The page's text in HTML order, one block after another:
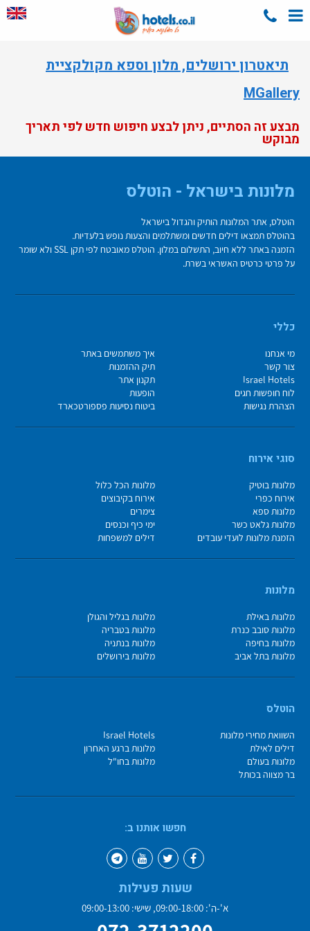
תיאטרון ירושלים, מלון וספא מקולקציית
MGallery
מבצע זה הסתיים, ניתן לבצע חיפוש חדש לפי תאריך
מבוקש
מלונות בישראל - הוטלס
הוטלס, אתר המלונות הותיק והגדול בישראל
בהוטלס תמצאו דילים חדשים ומשתלמים והצעות נופש בלעדיות.
הזמנה באתר ללא חיוב, התשלום במלון. הוטלס מאובטח לפי תקן SSL ולא שומר
על פרטי כרטיס האשראי בשרת.
כללי
מי אנחנו
איך משתמשים באתר
צור קשר
תיק ההזמנות
Israel Hotels
תקנון אתר
לוח חופשות חגים
הופעות
הצהרת נגישות
ביטוח נסיעות פספורטכארד
סוגי אירוח
מלונות בוטיק
מלונות הכל כלול
אירוח כפרי
אירוח בקיבוצים
מלונות ספא
צימרים
מלונות גלאט כשר
ימי כיף וכנסים
הזמנת מלונות לועדי עובדים
דילים למשפחות
מלונות
מלונות באילת
מלונות בגליל והגולן
מלונות סובב כנרת
מלונות בטבריה
מלונות בחיפה
מלונות בנתניה
מלונות בתל אביב
מלונות בירושלים
הוטלס
השוואת מחירי מלונות
Israel Hotels
דילים לאילת
מלונות ברגע האחרון
מלונות בעולם
מלונות בחו"ל
בר מצווה בכותל
חפשו אותנו ב:
שעות פעילות
א'-ה': 09:00-18:00, שישי: 09:00-13:00